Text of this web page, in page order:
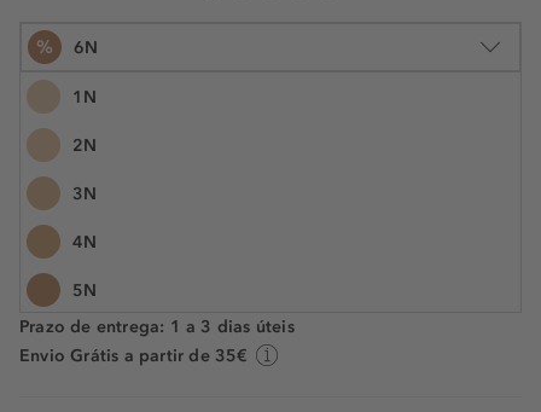
% 6N
1N
2N
3N
4N
5N
6N
30 ml
Prazo de entrega: 1 a 3 dias úteis
Envio Grátis a partir de 35€